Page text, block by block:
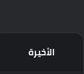
الأخيرة